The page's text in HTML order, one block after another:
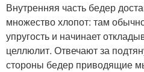
Внутренняя часть бедер
множество хлопот: там
упругость и начинает
целлюлит. Отвечают за
стороны бедер приводящие